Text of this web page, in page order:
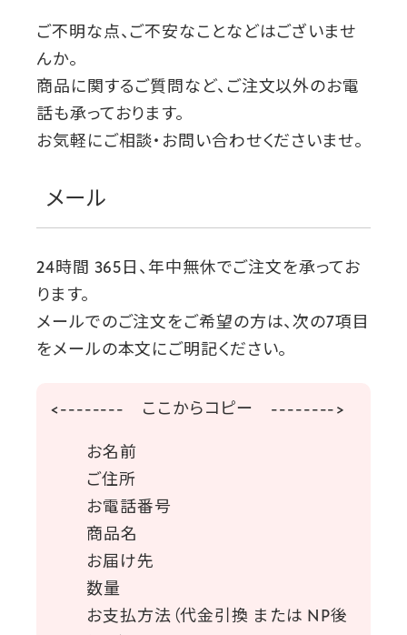
ご不明な点、ご不安なことなどはございませ
んか。
商品に関するご質問など、ご注文以外のお電
話も承っております。
お気軽にご相談・お問い合わせくださいませ。
メール
24時間 365日、年中無休でご注文を承ってお
ります。
メールでのご注文をご希望の方は、次の7項目
をメールの本文にご明記ください。
<-------- ここからコピー -------->
お名前
ご住所
お電話番号
商品名
お届け先
数量
お支払方法（代金引換 または NP後